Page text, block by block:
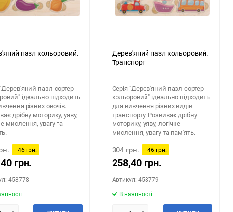
пазл кольоровий.
пазл-сортер
ідеально підходить
різних овочів.
дрібну моторику, уяву,
мислення, увагу та
−46 грн.
грн.
458778
Дерев'яний пазл кольоровий.
Транспорт
Серія "Дерев'яний пазл-сортер
кольоровий" ідеально підходить
для вивчення різних видів
транспорту. Розвиває дрібну
моторику, уяву, логічне
мислення, увагу та пам'ять.
304 грн. −46 грн.
258,40 грн.
Артикул: 458779
В наявності